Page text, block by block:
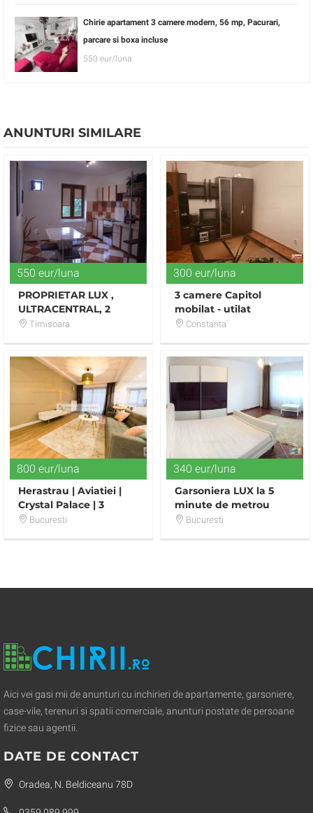
Chirie apartament 3 camere modern, 56 mp, Pacurari,
parcare si boxa incluse
550 eur/luna
ANUNTURI SIMILARE
550 eur/luna
PROPRIETAR LUX ,
ULTRACENTRAL, 2
CAMERE
Timisoara
300 eur/luna
3 camere Capitol
mobilat - utilat
Constanta
800 eur/luna
Herastrau | Aviatiei |
Crystal Palace | 3
camere | Totul nou |
Bucuresti
340 eur/luna
Garsoniera LUX la 5
minute de metrou
Piata Muncii
Bucuresti
Aici vei gasi mii de anunturi cu inchirieri de apartamente, garsoniere,
case-vile, terenuri si spatii comerciale, anunturi postate de persoane
fizice sau agentii.
DATE DE CONTACT
Oradea, N. Beldiceanu 78D